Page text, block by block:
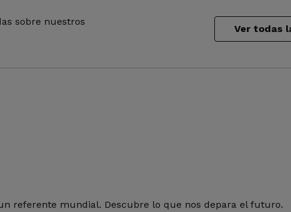
sobre nuestros
Ver todas
referente mundial. Descubre lo que nos depara el futuro.